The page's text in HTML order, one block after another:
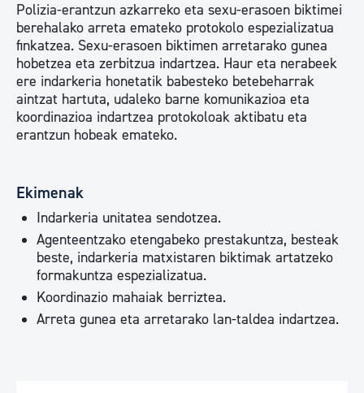
Polizia-erantzun azkarreko eta sexu-erasoen biktimei
berehalako arreta emateko protokolo espezializatua
finkatzea. Sexu-erasoen biktimen arretarako gunea
hobetzea eta zerbitzua indartzea. Haur eta nerabeek
ere indarkeria honetatik babesteko betebeharrak
aintzat hartuta, udaleko barne komunikazioa eta
koordinazioa indartzea protokoloak aktibatu eta
erantzun hobeak emateko.
Ekimenak
Indarkeria unitatea sendotzea.
Agenteentzako etengabeko prestakuntza, besteak
beste, indarkeria matxistaren biktimak artatzeko
formakuntza espezializatua.
Koordinazio mahaiak berriztea.
Arreta gunea eta arretarako lan-taldea indartzea.